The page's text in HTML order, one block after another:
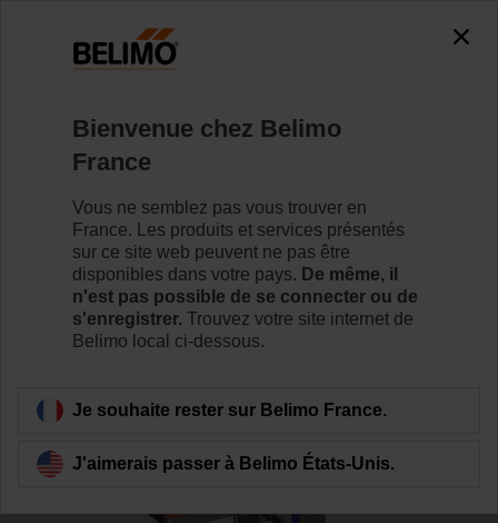
H6020X4-S2+NV230A-TPC
Pour en savoir plus
Retour a la catégorie de produits
Bienvenue chez Belimo
France
Vous ne semblez pas vous trouver en
France. Les produits et services présentés
sur ce site web peuvent ne pas être
disponibles dans votre pays. De même, il
n'est pas possible de se connecter ou de
s'enregistrer. Trouvez votre site internet de
Belimo local ci-dessous.
Je souhaite rester sur Belimo France.
J'aimerais passer à Belimo États-Unis.